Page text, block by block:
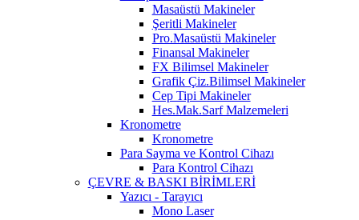
Masaüstü Makineler
Şeritli Makineler
Pro.Masaüstü Makineler
Finansal Makineler
FX Bilimsel Makineler
Grafik Çiz.Bilimsel Makineler
Cep Tipi Makineler
Hes.Mak.Sarf Malzemeleri
Kronometre
Kronometre
Para Sayma ve Kontrol Cihazı
Para Kontrol Cihazı
ÇEVRE & BASKI BİRİMLERİ
Yazıcı - Tarayıcı
Mono Laser